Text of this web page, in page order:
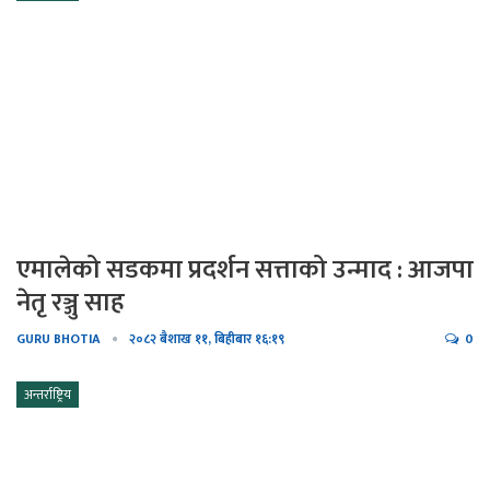
एमालेको सडकमा प्रदर्शन सत्ताको उन्माद : आजपा
नेतृ रञ्जु साह
GURU BHOTIA २०८२ बैशाख ११, बिहीबार १६:१९ 0
अन्तर्राष्ट्रिय